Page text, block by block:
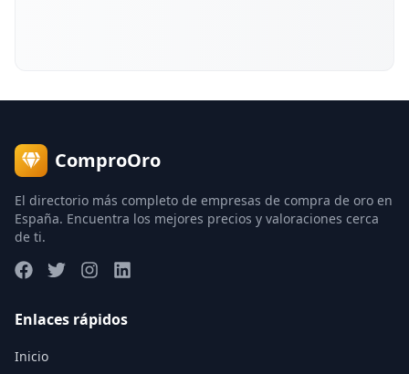
ComproOro
El directorio más completo de empresas de compra de oro en
España. Encuentra los mejores precios y valoraciones cerca
de ti.
Enlaces rápidos
Inicio